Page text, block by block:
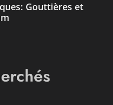
Gouttières et